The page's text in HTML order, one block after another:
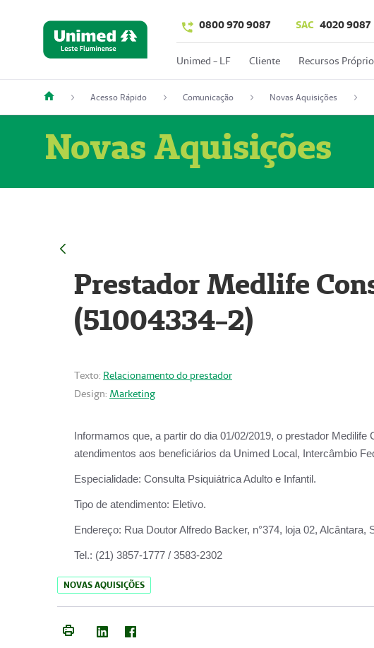
0800 970 9087 SAC 4020 9087
Unimed - LF Cliente Recursos
Acesso Rápido Comunicação Novas Aquisições
Novas Aquisições
Prestador Medlife
(51004334-2)
Texto: Relacionamento do prestador
Design: Marketing
Informamos que, a partir do dia 01/02/2019, o prestador Medilife
atendimentos aos beneficiários da Unimed Local, Intercâmbio
Especialidade: Consulta Psiquiátrica Adulto e Infantil.
Tipo de atendimento: Eletivo.
Endereço: Rua Doutor Alfredo Backer, n°374, loja 02, Alcântara,
Tel.: (21) 3857-1777 / 3583-2302
NOVAS AQUISIÇÕES